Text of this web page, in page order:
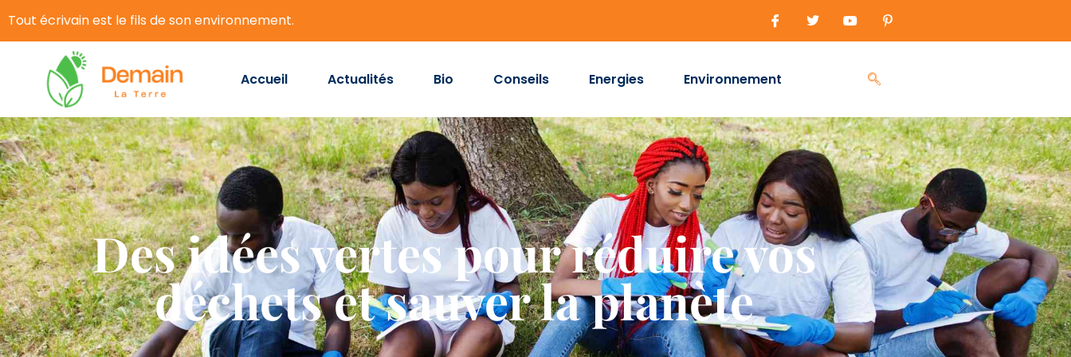
Tout écrivain est le fils de son environnement.
Accueil Actualités Bio Conseils Energies Environnement
Des idées vertes pour réduire vos
déchets et sauver la planète